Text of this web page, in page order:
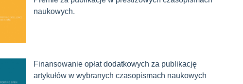
naukowych.
Finansowanie opłat dodatkowych za publikację
artykułów w wybranych czasopismach naukowych